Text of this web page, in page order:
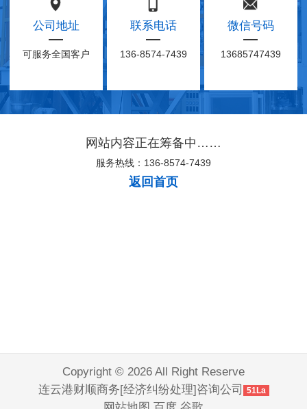
公司地址
可服务全国客户
联系电话
136-8574-7439
微信号码
13685747439
网站内容正在筹备中……
服务热线：136-8574-7439
返回首页
Copyright © 2026 All Right Reserve
连云港财顺商务[经济纠纷处理]咨询公司
51La